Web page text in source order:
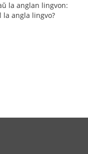
la anglan lingvon:
angla lingvo?